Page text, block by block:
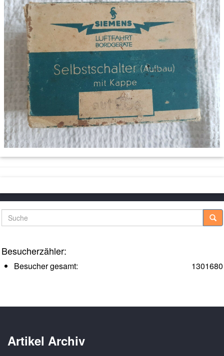
Suche
Besucherzähler:
1301680
Besucher gesamt:
Artikel Archiv